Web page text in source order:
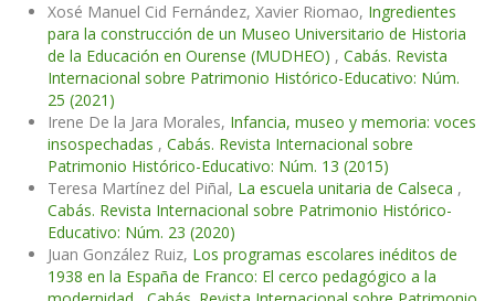
Xosé Manuel Cid Fernández, Xavier Riomao, Ingredientes
para la construcción de un Museo Universitario de Historia
de la Educación en Ourense (MUDHEO) , Cabás. Revista
Internacional sobre Patrimonio Histórico-Educativo: Núm.
25 (2021)
Irene De la Jara Morales, Infancia, museo y memoria: voces
insospechadas , Cabás. Revista Internacional sobre
Patrimonio Histórico-Educativo: Núm. 13 (2015)
Teresa Martínez del Piñal, La escuela unitaria de Calseca ,
Cabás. Revista Internacional sobre Patrimonio Histórico-
Educativo: Núm. 23 (2020)
Juan González Ruiz, Los programas escolares inéditos de
1938 en la España de Franco: El cerco pedagógico a la